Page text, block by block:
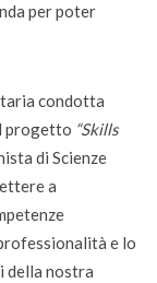
per poter
condotta
progetto “Skills
di Scienze
a
e lo
della nostra